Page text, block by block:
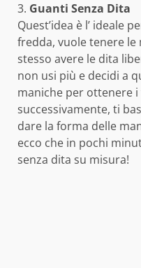
3. Guanti Senza Dita
Quest’idea è l’ ideale
fredda, vuole tenere le
stesso avere le dita
non usi più e decidi a
maniche per ottenere
successivamente, ti
dare la forma delle
ecco che in pochi
senza dita su misura!